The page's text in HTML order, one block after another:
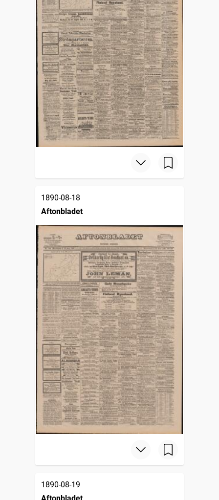
1890-08-18
Aftonbladet
1890-08-19